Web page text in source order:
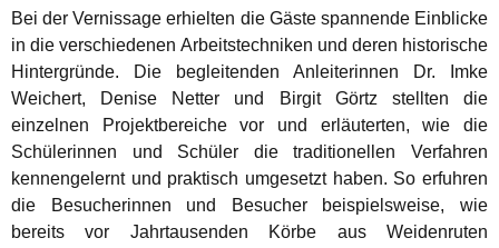
Bei der Vernissage erhielten die Gäste spannende Einblicke
in die verschiedenen Arbeitstechniken und deren historische
Hintergründe. Die begleitenden Anleiterinnen Dr. Imke
Weichert, Denise Netter und Birgit Görtz stellten die
einzelnen Projektbereiche vor und erläuterten, wie die
Schülerinnen und Schüler die traditionellen Verfahren
kennengelernt und praktisch umgesetzt haben. So erfuhren
die Besucherinnen und Besucher beispielsweise, wie
bereits vor Jahrtausenden Körbe aus Weidenruten